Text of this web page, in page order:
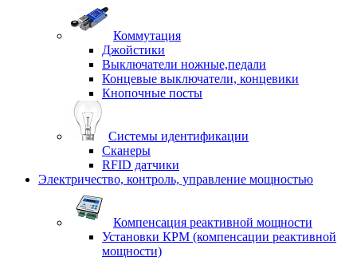
Коммутация
Джойстики
Выключатели ножные,педали
Концевые выключатели, концевики
Кнопочные посты
Системы идентификации
Сканеры
RFID датчики
Электричество, контроль, управление мощностью
Компенсация реактивной мощности
Установки КРМ (компенсации реактивной
мощности)